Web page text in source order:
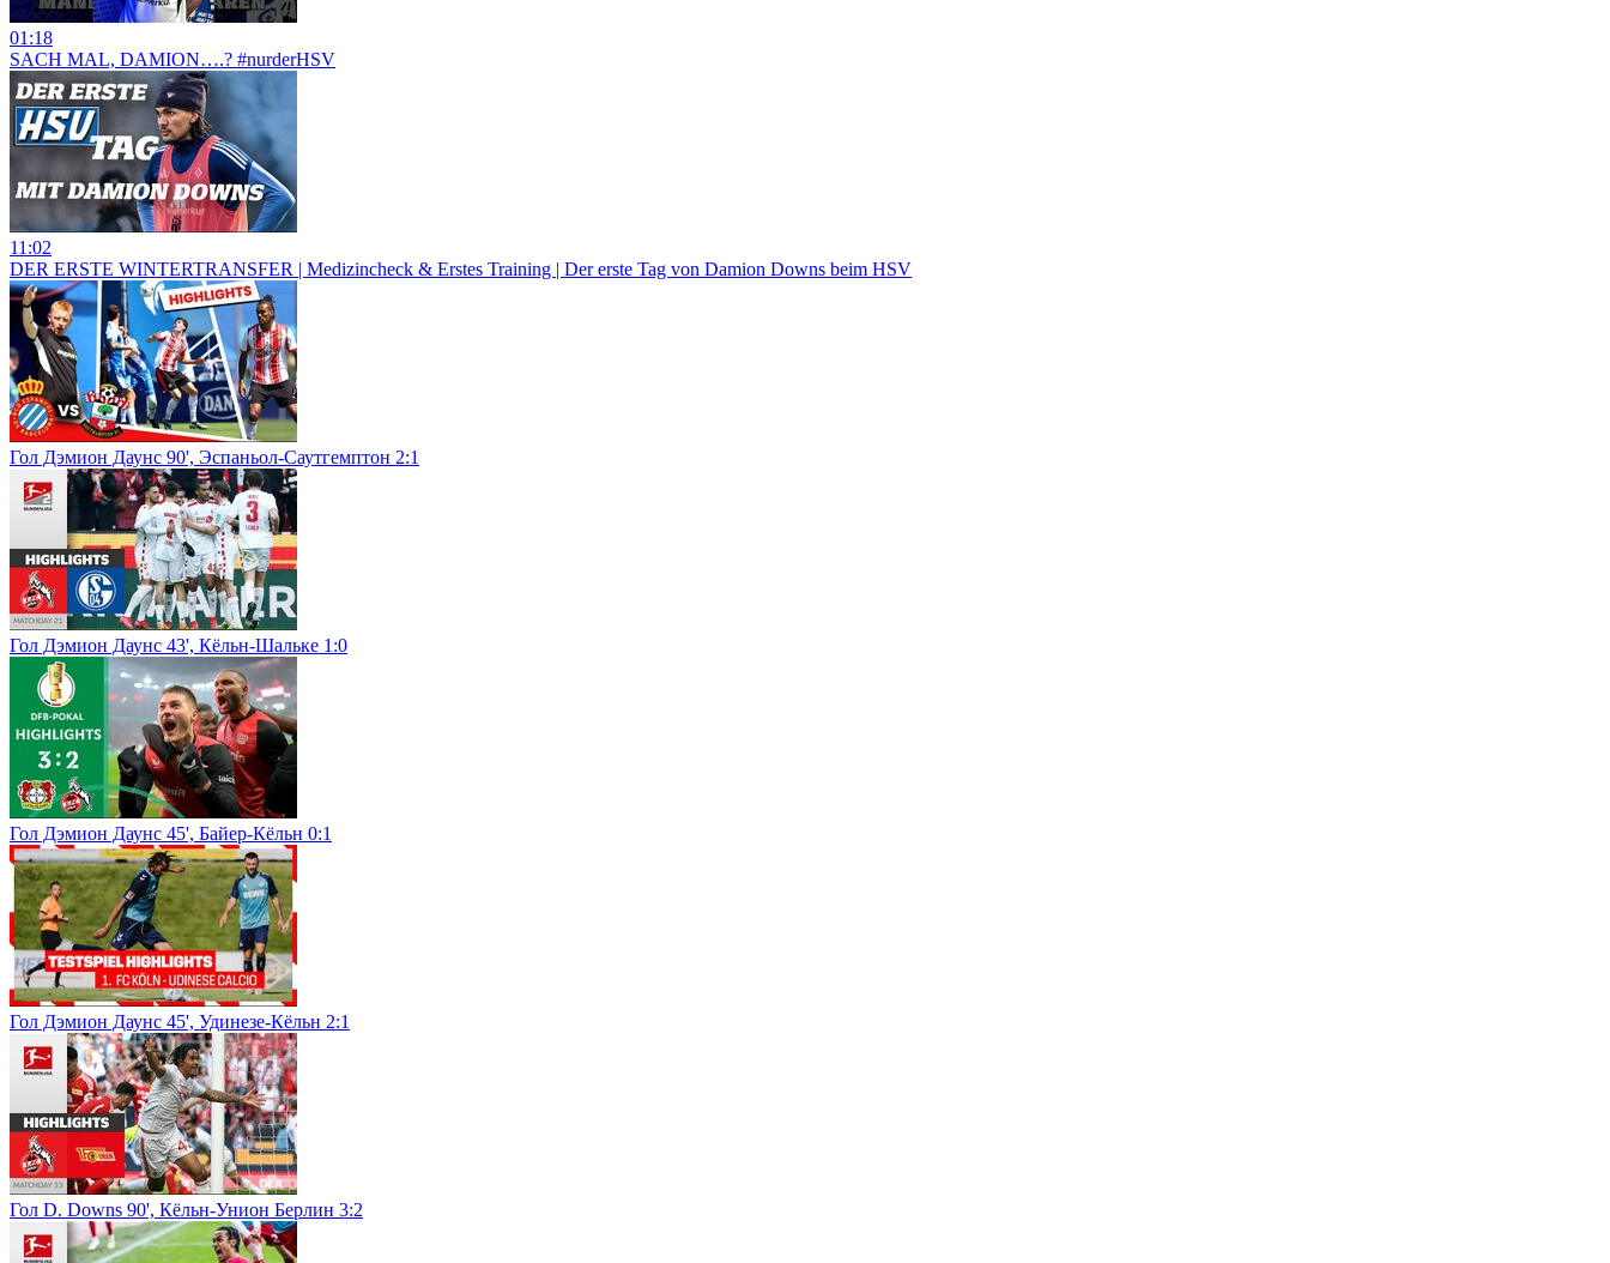
01:18
SACH MAL, DAMION….? #nurderHSV
11:02
DER ERSTE WINTERTRANSFER | Medizincheck & Erstes Training | Der erste Tag von Damion Downs beim HSV
Гол Дэмион Даунс 90', Эспаньол-Саутгемптон 2:1
Гол Дэмион Даунс 43', Кёльн-Шальке 1:0
Гол Дэмион Даунс 45', Байер-Кёльн 0:1
Гол Дэмион Даунс 45', Удинезе-Кёльн 2:1
Гол D. Downs 90', Кёльн-Унион Берлин 3:2